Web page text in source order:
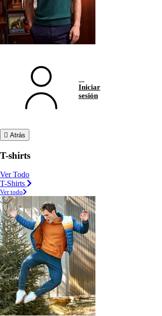
Iniciar
sesión
Atrás
T-shirts
Ver Todo
T-Shirts
Ver todo